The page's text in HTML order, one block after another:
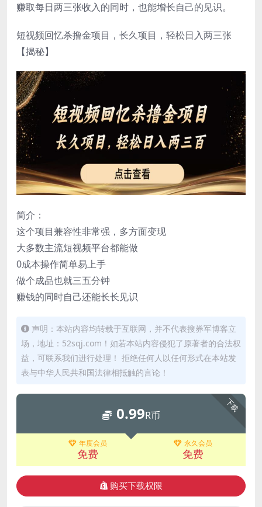
赚取每日两三张收入的同时，也能增长自己的见识。
短视频回忆杀撸金项目，长久项目，轻松日入两三张
【揭秘】
简介：
这个项目兼容性非常强，多方面变现
大多数主流短视频平台都能做
0成本操作简单易上手
做个成品也就三五分钟
赚钱的同时自己还能长长见识
声明：本站内容均转载于互联网，并不代表搜券军博客立
场，地址：52sqj.com！如若本站内容侵犯了原著者的合法权
益，可联系我们进行处理！ 拒绝任何人以任何形式在本站发
表与中华人民共和国法律相抵触的言论！
下载
0.99R币
年度会员
免费
永久会员
免费
购买下载权限